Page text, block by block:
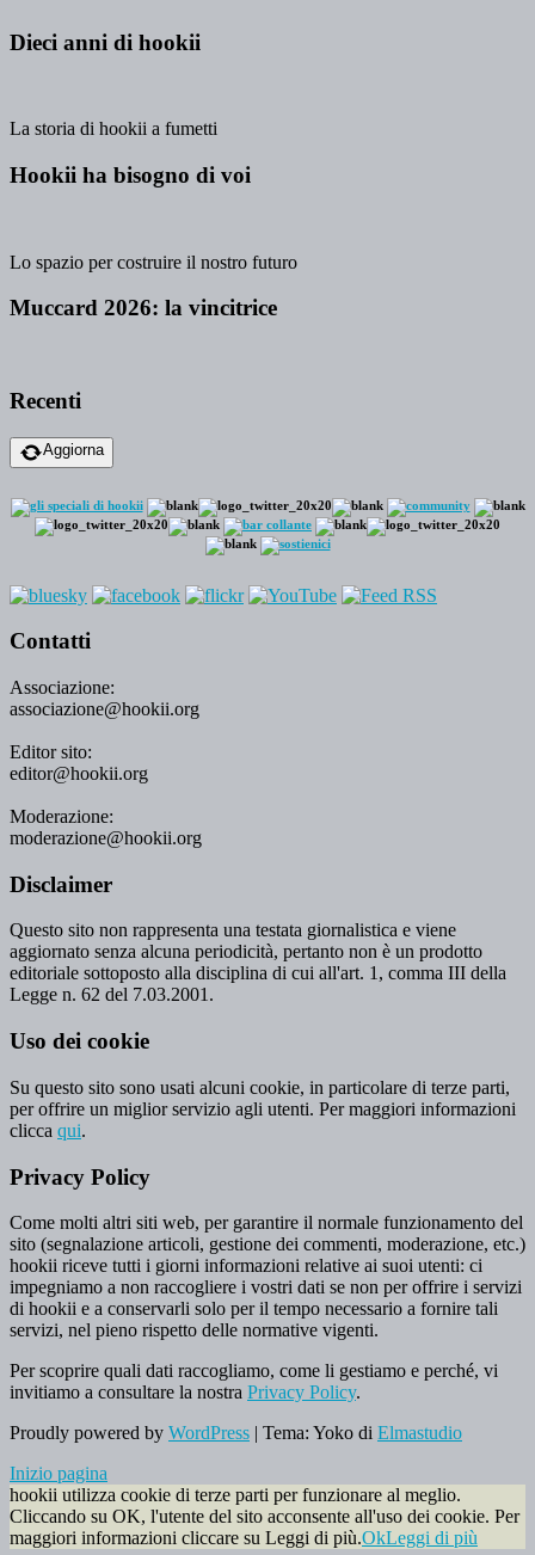
Dieci anni di hookii
La storia di hookii a fumetti
Hookii ha bisogno di voi
Lo spazio per costruire il nostro futuro
Muccard 2026: la vincitrice
Recenti
Aggiorna
Contatti
Associazione:
associazione@hookii.org
Editor sito:
editor@hookii.org
Moderazione:
moderazione@hookii.org
Disclaimer
Questo sito non rappresenta una testata giornalistica e viene
aggiornato senza alcuna periodicità, pertanto non è un prodotto
editoriale sottoposto alla disciplina di cui all'art. 1, comma III della
Legge n. 62 del 7.03.2001.
Uso dei cookie
Su questo sito sono usati alcuni cookie, in particolare di terze parti,
per offrire un miglior servizio agli utenti. Per maggiori informazioni
clicca qui.
Privacy Policy
Come molti altri siti web, per garantire il normale funzionamento del
sito (segnalazione articoli, gestione dei commenti, moderazione, etc.)
hookii riceve tutti i giorni informazioni relative ai suoi utenti: ci
impegniamo a non raccogliere i vostri dati se non per offrire i servizi
di hookii e a conservarli solo per il tempo necessario a fornire tali
servizi, nel pieno rispetto delle normative vigenti.
Per scoprire quali dati raccogliamo, come li gestiamo e perché, vi
invitiamo a consultare la nostra Privacy Policy.
Proudly powered by WordPress | Tema: Yoko di Elmastudio
Inizio pagina
hookii utilizza cookie di terze parti per funzionare al meglio.
Cliccando su OK, l'utente del sito acconsente all'uso dei cookie. Per
maggiori informazioni cliccare su Leggi di più.OkLeggi di più